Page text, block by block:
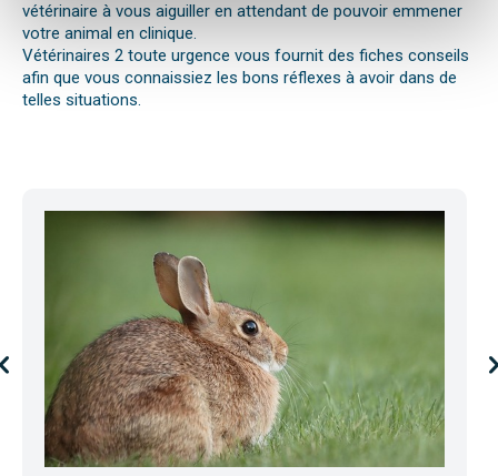
vétérinaire à vous aiguiller en attendant de pouvoir emmener
votre animal en clinique.
Vétérinaires 2 toute urgence vous fournit des fiches conseils
afin que vous connaissiez les bons réflexes à avoir dans de
telles situations.